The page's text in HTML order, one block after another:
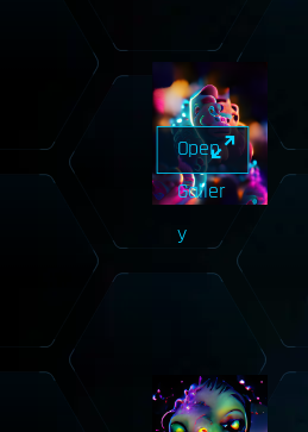
Open
Galler
y